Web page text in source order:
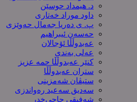
د. هیمداد حوسێن
داود موراد خەتاری
پ. ی دەریا جەمال حەوێزی
حەسەن ئیبراهیم
عەبدوڵڵا ئۆجالان
عەلی بەندی
کنێر عەبدوڵڵا حمە عزیز
ستران عەبدوڵڵا
ستیڤان شەمزینی
سەدیق سەعید رەواندزی
شه‌فیقی حاجی‌خدر